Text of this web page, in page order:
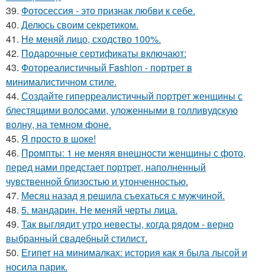
39. Фотосессия - это признак любви к себе.
40. Делюсь своим секретиком.
41. Не меняй лицо, сходство 100%.
42. Подарочные сертификаты включают:
43. Фотореалистичный Fashion - портрет в
минималистичном стиле.
44. Создайте гиперреалистичный портрет женщины с
блестящими волосами, уложенными в голливудскую
волну, на темном фоне.
45. Я просто в шоке!
46. Промпты: 1 не меняя внешности женщины с фото,
перед нами предстает портрет, наполненный
чувственной близостью и утонченностью.
47. Мeсяц назад я рeшила съeхаться с мужчиной.
48. 5. мандарин. Не меняй черты лица.
49. Так выглядит утро невесты, когда рядом - верно
выбранный свадебный стилист.
50. Египет на минималках: история как я была лысой и
носила парик.